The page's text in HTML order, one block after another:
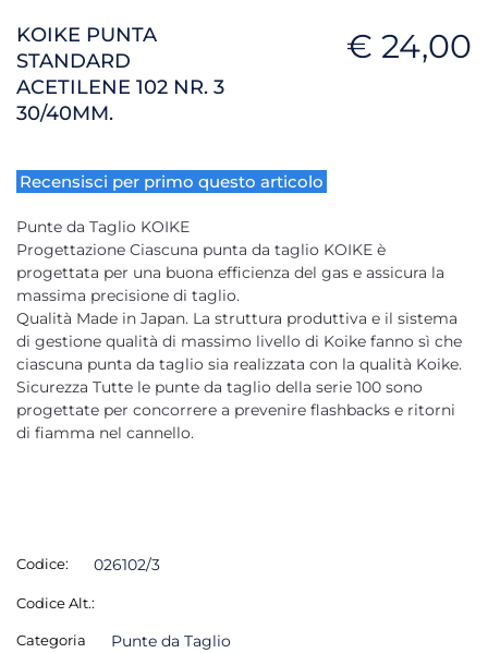
KOIKE PUNTA
STANDARD
ACETILENE 102 NR. 3
30/40MM.
€ 24,00
Recensisci per primo questo articolo
Punte da Taglio KOIKE
Progettazione Ciascuna punta da taglio KOIKE è
progettata per una buona efficienza del gas e assicura la
massima precisione di taglio.
Qualità Made in Japan. La struttura produttiva e il sistema
di gestione qualità di massimo livello di Koike fanno sì che
ciascuna punta da taglio sia realizzata con la qualità Koike.
Sicurezza Tutte le punte da taglio della serie 100 sono
progettate per concorrere a prevenire flashbacks e ritorni
di fiamma nel cannello.
Codice: 026102/3
Codice Alt.:
Categoria Punte da Taglio